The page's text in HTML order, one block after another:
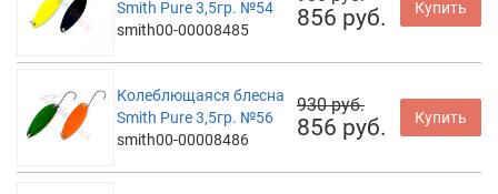
Smith Pure 3,5гр. №54
smith00-00008485
856 руб. Купить
Колеблющаяся блесна
Smith Pure 3,5гр. №56
smith00-00008486
930 руб.
856 руб. Купить